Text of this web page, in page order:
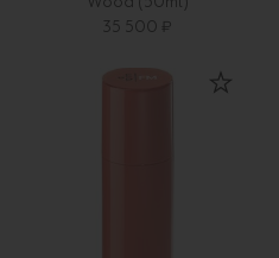
Wood (50ml)
35 500 ₽